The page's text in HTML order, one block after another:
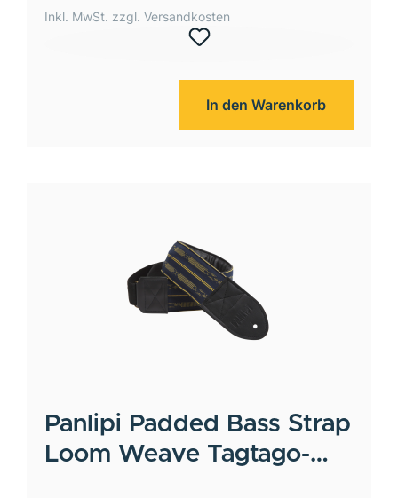
Inkl. MwSt. zzgl. Versandkosten
In den Warenkorb
Panlipi Padded Bass Strap
Loom Weave Tagtago-